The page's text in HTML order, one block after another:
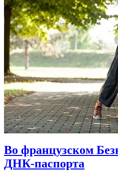
Во французском
ДНК-паспорта